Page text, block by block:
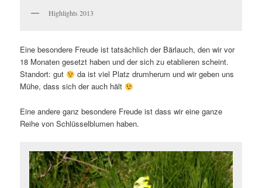
Highlights 2013
Eine besondere Freude ist tatsächlich der Bärlauch, den wir vor
18 Monaten gesetzt haben und der sich zu etablieren scheint.
Standort: gut
da ist viel Platz drumherum und wir geben uns
Mühe, dass sich der auch hält
Eine andere ganz besondere Freude ist dass wir eine ganze
Reihe von Schlüsselblumen haben.